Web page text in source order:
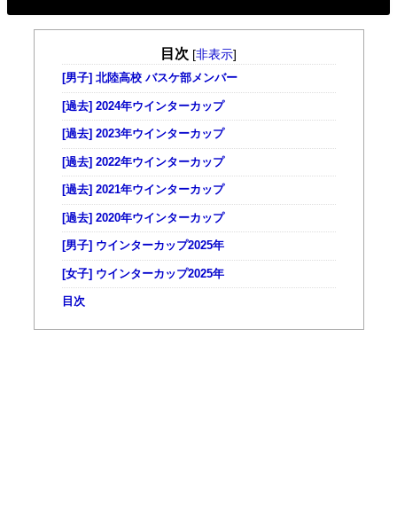
目次 [非表示]
[男子] 北陸高校 バスケ部メンバー
[過去] 2024年ウインターカップ
[過去] 2023年ウインターカップ
[過去] 2022年ウインターカップ
[過去] 2021年ウインターカップ
[過去] 2020年ウインターカップ
[男子] ウインターカップ2025年
[女子] ウインターカップ2025年
目次